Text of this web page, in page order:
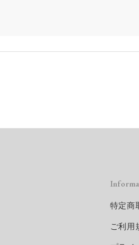
特定商
ご利用